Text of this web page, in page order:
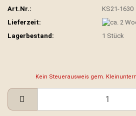
Art.Nr.:
KS21-1630
Lieferzeit:
Lagerbestand:
1 Stück
Kein Steuerausweis gem.